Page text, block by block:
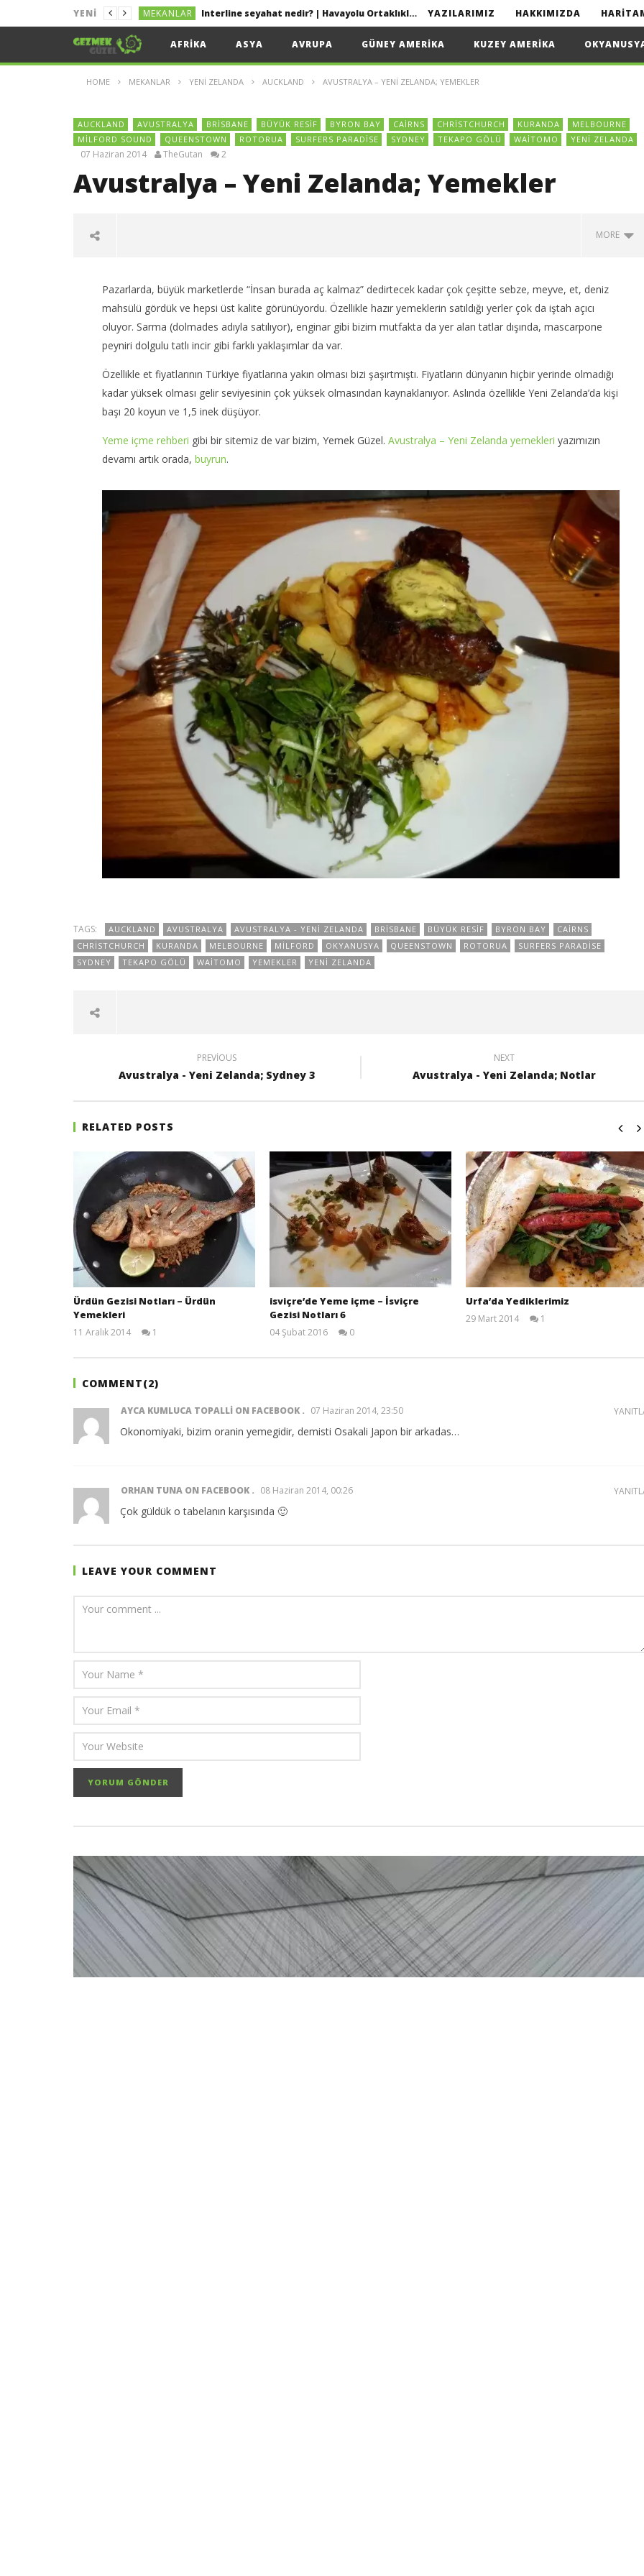
YENI MEKANLAR Interline seyahat nedir? | Havayolu Ortaklıkları
MEKANLAR Kolayca Vize Almak İçin Yapmanız Gerekenler
MEKANLAR Uygun Fiyata Uçak Bileti
LIZBON Lizbon Tekne Turu
MEKANLAR Interline seyahat nedir? | Havayolu Ortaklıkları
YAZILARIMIZ HAKKIMIZDA
AFRIKA ASYA AVRUPA GÜNEY AMERIKA KUZEY AMERIKA
HOME MEKANLAR YENI ZELANDA AUCKLAND AVUSTRALYA – YENI ZELANDA; YEMEKLER
AUCKLAND AVUSTRALYA BRISBANE BÜYÜK RESIF BYRON BAY CAIRNS CHRISTCHURCH KURANDA
MELBOURNE
MILFORD SOUND
QUEENSTOWN ROTORUA SURFERS PARADISE SYDNEY TEKAPO GÖLÜ WAITOMO YENI ZELANDA
07 Haziran 2014 TheGutan 2
Avustralya – Yeni Zelanda; Yemekler
MORE
NOW VIEWING
Avustralya – Yeni Zelanda;
07
Haziran
2014
07
07
Pazarlarda, büyük marketlerde “İnsan burada aç kalmaz” dedirtecek kadar çok çeşitte sebze, meyve, et, deniz
mahsülü gördük ve hepsi üst kalite görünüyordu. Özellikle hazır yemeklerin satıldığı yerler çok da iştah açıcı
oluyor. Sarma (dolmades adıyla satılıyor), enginar gibi bizim mutfakta da yer alan tatlar dışında, mascarpone
peyniri dolgulu tatlı incir gibi farklı yaklaşımlar da var.
Özellikle et fiyatlarının Türkiye fiyatlarına yakın olması bizi şaşırtmıştı. Fiyatların dünyanın hiçbir yerinde olmadığı
kadar yüksek olması gelir seviyesinin çok yüksek olmasından kaynaklanıyor. Aslında özellikle Yeni Zelanda’da kişi
başı 20 koyun ve 1,5 inek düşüyor.
Yeme içme rehberi gibi bir sitemiz de var bizim, Yemek Güzel. Avustralya – Yeni Zelanda yemekleri yazımızın
devamı artık orada, buyrun.
TAGS: AUCKLAND AVUSTRALYA AVUSTRALYA - YENI ZELANDA BRISBANE BÜYÜK RESIF BYRON BAY
CAIRNS
CHRISTCHURCH
KURANDA MELBOURNE MILFORD OKYANUSYA QUEENSTOWN ROTORUA
SURFERS PARADISE
SYDNEY
TEKAPO GÖLÜ WAITOMO YEMEKLER YENI ZELANDA
PREVIOUS
Avustralya - Yeni Zelanda; Sydney 3
NEXT
Avustralya - Yeni Zelanda; Notlar
RELATED POSTS
Ürdün Gezisi Notları – Ürdün
Yemekleri
11 Aralık 2014
1
isviçre’de Yeme içme – İsviçre
Gezisi Notları 6
04 Şubat 2016
0
Urfa’da Yediklerimiz
29 Mart 2014
1
COMMENT(2)
AYCA KUMLUCA TOPALLI ON FACEBOOK 07 Haziran 2014, 23:50
Okonomiyaki, bizim oranin yemegidir, demisti Osakali Japon bir arkadas…
ORHAN TUNA ON FACEBOOK 08 Haziran 2014, 00:26
Çok güldük o tabelanın karşısında 🙂
LEAVE YOUR COMMENT